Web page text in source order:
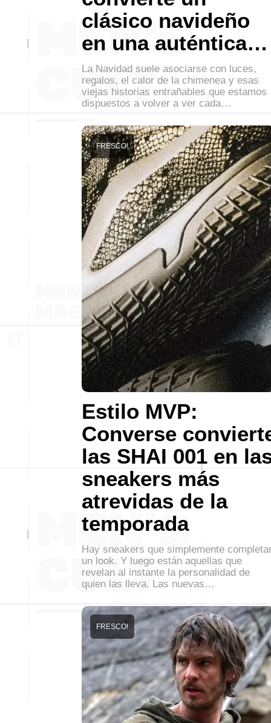
clásico navideño
en una auténtica…
La Navidad suele asociarse con luces,
regalos, el calor de la chimenea y esas
viejas historias entrañables que estamos
dispuestos a volver a ver cada…
Estilo MVP:
Converse
las SHAI 001 en
sneakers más
atrevidas de la
temporada
FRESCO!
Hay sneakers que simplemente
un look. Y luego están aquellas que
revelan al instante la personalidad de
quien las lleva. Las nuevas…
FRESCO!